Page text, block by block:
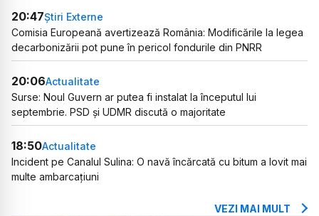
20:47Știri Externe
Comisia Europeană avertizează România: Modificările la legea
decarbonizării pot pune în pericol fondurile din PNRR
20:06Actualitate
Surse: Noul Guvern ar putea fi instalat la începutul lui
septembrie. PSD și UDMR discută o majoritate
18:50Actualitate
Incident pe Canalul Sulina: O navă încărcată cu bitum a lovit mai
multe ambarcațiuni
VEZI MAI MULT